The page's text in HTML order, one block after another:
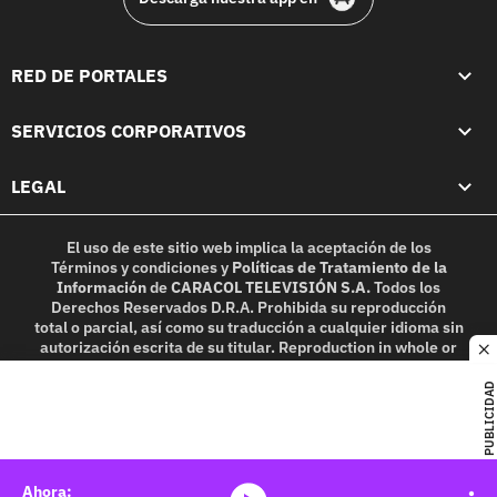
PUBLICIDAD
RED DE PORTALES
SERVICIOS CORPORATIVOS
LEGAL
El uso de este sitio web implica la aceptación de los
Términos y condicionesy Políticas de Tratamiento de la
InformacióndeCARACOL TELEVISIÓN S.A.Todos los
Derechos Reservados D.R.A. Prohibida su reproducción
total o parcial, así como su traducción a cualquier idioma sin
autorización escrita de su titular. Reproduction in whole or
in part, or translation without written permission is